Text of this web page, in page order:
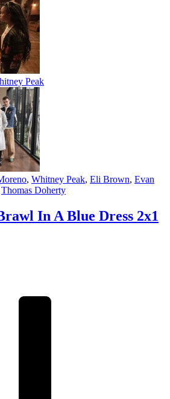
Peak
, Whitney Peak, Eli Brown, Evan
Thomas Doherty
In A Blue Dress 2x1